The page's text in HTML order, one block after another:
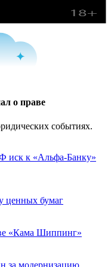
о праве
событиях.
иск к «Альфа-Банку»
ценных бумаг
«Кама Шиппинг»
за модернизацию